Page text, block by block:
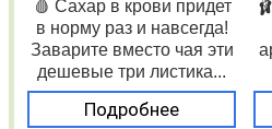
🩸 Сахар в крови придет
в норму раз и навсегда!
Заварите вместо чая эти
дешевые три листика...
Подробнее